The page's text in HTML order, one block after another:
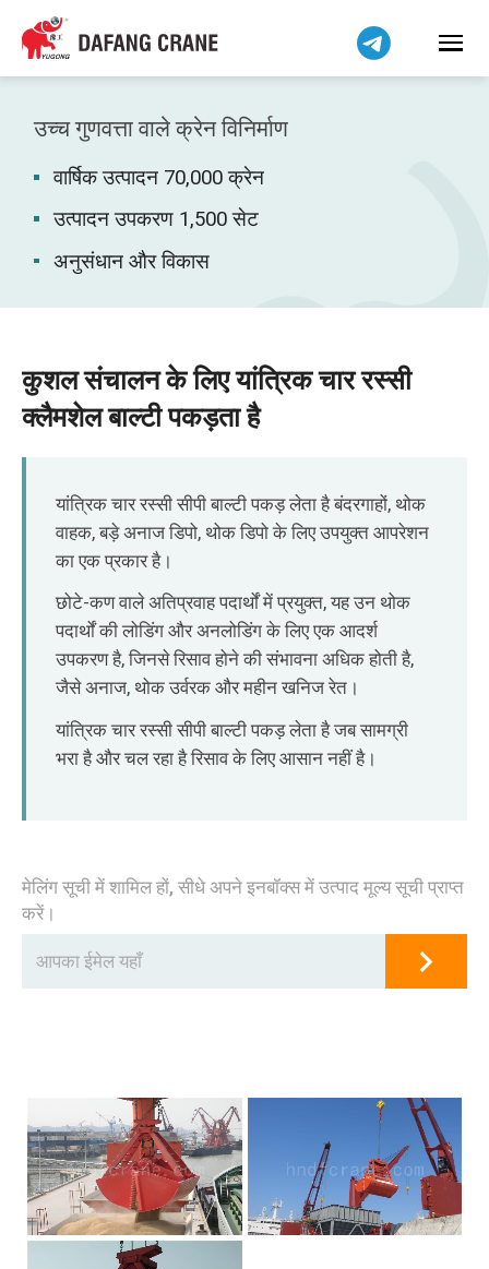
उच्च गुणवत्ता वाले क्रेन विनिर्माण
वार्षिक उत्पादन 70,000 क्रेन
उत्पादन उपकरण 1,500 सेट
अनुसंधान और विकास
कुशल संचालन के लिए यांत्रिक चार रस्सी
क्लैमशेल बाल्टी पकड़ता है
यांत्रिक चार रस्सी सीपी बाल्टी पकड़ लेता है बंदरगाहों, थोक
वाहक, बड़े अनाज डिपो, थोक डिपो के लिए उपयुक्त आपरेशन
का एक प्रकार है।
छोटे-कण वाले अतिप्रवाह पदार्थों में प्रयुक्त, यह उन थोक
पदार्थों की लोडिंग और अनलोडिंग के लिए एक आदर्श
उपकरण है, जिनसे रिसाव होने की संभावना अधिक होती है,
जैसे अनाज, थोक उर्वरक और महीन खनिज रेत।
यांत्रिक चार रस्सी सीपी बाल्टी पकड़ लेता है जब सामग्री
भरा है और चल रहा है रिसाव के लिए आसान नहीं है।
मेलिंग सूची में शामिल हों, सीधे अपने इनबॉक्स में उत्पाद मूल्य सूची प्राप्त
करें।
Bahasa Indonesia
Bahasa Melayu
Tiếng Việt
简体中文
فارسی
Pilipino
اردو
Беларуская мова
Kiswahili
Dansk
Norsk
O‘zbekcha